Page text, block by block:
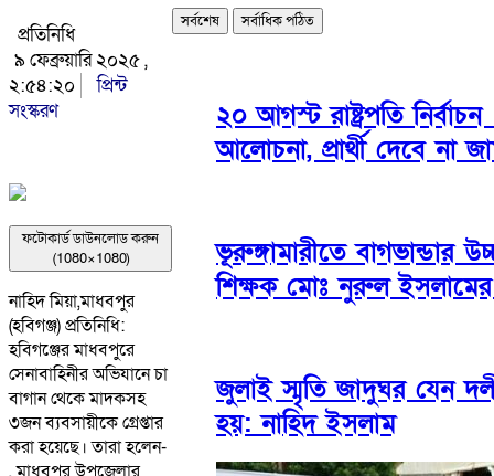
প্রতিনিধি
৯ ফেব্রুয়ারি ২০২৫ ,
২:৫৪:২০
প্রিন্ট
সংস্করণ
ফটোকার্ড ডাউনলোড করুন
(1080×1080)
নাহিদ মিয়া,মাধবপুর
(হবিগঞ্জ) প্রতিনিধি:
হবিগঞ্জের মাধবপুরে
সেনাবাহিনীর অভিযানে চা
বাগান থেকে মাদকসহ
৩জন ব্যবসায়ীকে গ্রেপ্তার
করা হয়েছে। তারা হলেন-
সর্বশেষ সর্বাধিক পঠিত
২০ আগস্ট রাষ্ট্রপতি
আলোচনা, প্রার্থী দেবে না
ভূরুঙ্গামারীতে বাগভান্ডার
শিক্ষক মোঃ নুরুল ইসলামের
জুলাই স্মৃতি জাদুঘর যেন
হয়: নাহিদ ইসলাম